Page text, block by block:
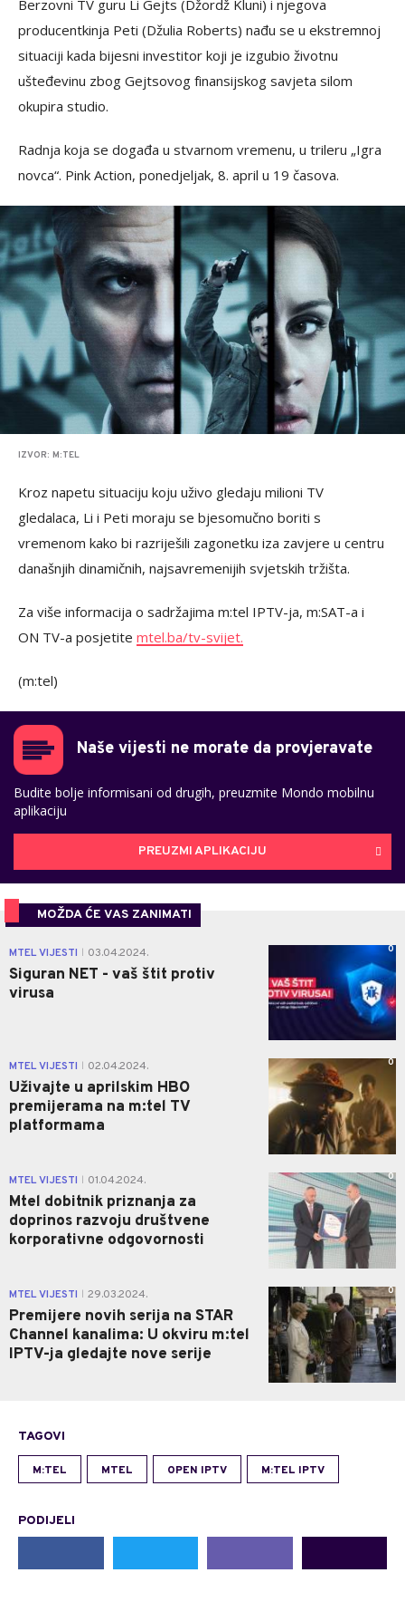
Berzovni TV guru Li Gejts (Džordž Kluni) i njegova
producentkinja Peti (Džulia Roberts) nađu se u ekstremnoj
situaciji kada bijesni investitor koji je izgubio životnu
ušteđevinu zbog Gejtsovog finansijskog savjeta silom
okupira studio.
Radnja koja se događa u stvarnom vremenu, u trileru „Igra
novca“. Pink Action, ponedjeljak, 8. april u 19 časova.
IZVOR: M:TEL
Kroz napetu situaciju koju uživo gledaju milioni TV
gledalaca, Li i Peti moraju se bjesomučno boriti s
vremenom kako bi razriješili zagonetku iza zavjere u centru
današnjih dinamičnih, najsavremenijih svjetskih tržišta.
Za više informacija o sadržajima m:tel IPTV-ja, m:SAT-a i
ON TV-a posjetite mtel.ba/tv-svijet.
(m:tel)
Naše vijesti ne morate da provjeravate
Budite bolje informisani od drugih, preuzmite Mondo mobilnu
aplikaciju
PREUZMI APLIKACIJU
MOŽDA ĆE VAS ZANIMATI
MTEL VIJESTI 03.04.2024.
Siguran NET - vaš štit protiv
virusa
0
MTEL VIJESTI 02.04.2024.
Uživajte u aprilskim HBO
premijerama na m:tel TV
platformama
0
MTEL VIJESTI 01.04.2024.
Mtel dobitnik priznanja za
doprinos razvoju društvene
korporativne odgovornosti
0
MTEL VIJESTI 29.03.2024.
Premijere novih serija na STAR
Channel kanalima: U okviru m:tel
IPTV-ja gledajte nove serije
0
TAGOVI
M:TEL MTEL OPEN IPTV M:TEL IPTV
PODIJELI